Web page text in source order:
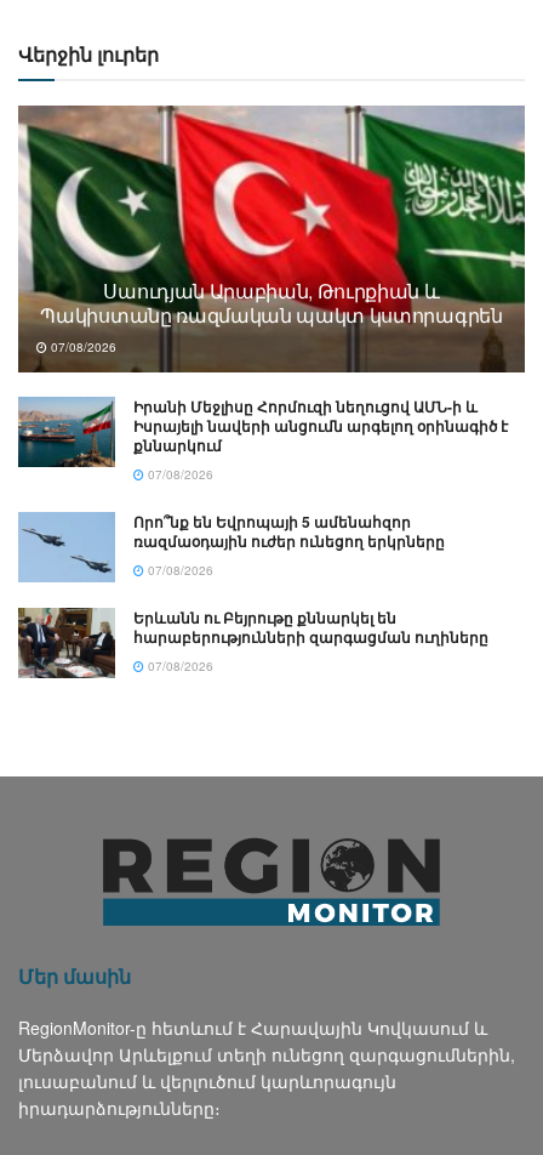
Վերջին լուրեր
Սաուդյան Արաբիան, Թուրքիան և
Պակիստանը ռազմական պակտ կստորագրեն
07/08/2026
Իրանի Մեջլիսը Հորմուզի նեղուցով ԱՄՆ-ի և
Իսրայելի նավերի անցումն արգելող օրինագիծ է
քննարկում
07/08/2026
Որո՞նք են Եվրոպայի 5 ամենահզոր
ռազմաօդային ուժեր ունեցող երկրները
07/08/2026
Երևանն ու Բեյրութը քննարկել են
հարաբերությունների զարգացման ուղիները
07/08/2026
Մեր մասին
RegionMonitor-ը հետևում է Հարավային Կովկասում և
Մերձավոր Արևելքում տեղի ունեցող զարգացումներին,
լուսաբանում և վերլուծում կարևորագույն
իրադարձությունները։